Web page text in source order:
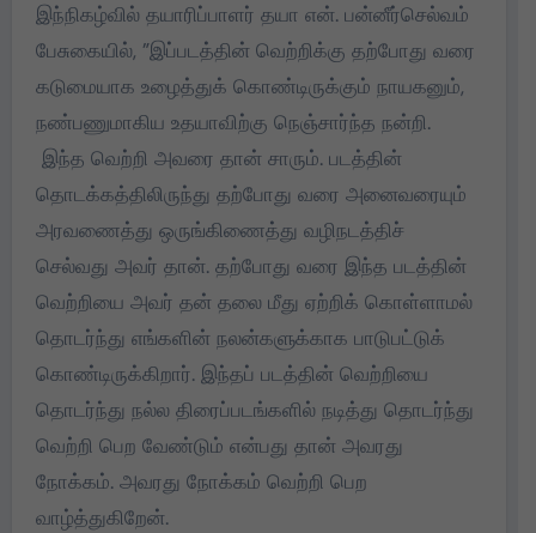
இந்நிகழ்வில் தயாரிப்பாளர் தயா என். பன்னீர்செல்வம்
பேசுகையில், ”இப்படத்தின் வெற்றிக்கு தற்போது வரை
கடுமையாக உழைத்துக் கொண்டிருக்கும் நாயகனும்,
நண்பணுமாகிய உதயாவிற்கு நெஞ்சார்ந்த நன்றி.
இந்த வெற்றி அவரை தான் சாரும். படத்தின்
தொடக்கத்திலிருந்து தற்போது வரை அனைவரையும்
அரவணைத்து ஒருங்கிணைத்து வழிநடத்திச்
செல்வது அவர் தான். தற்போது வரை இந்த படத்தின்
வெற்றியை அவர் தன் தலை மீது ஏற்றிக் கொள்ளாமல்
தொடர்ந்து எங்களின் நலன்களுக்காக பாடுபட்டுக்
கொண்டிருக்கிறார். இந்தப் படத்தின் வெற்றியை
தொடர்ந்து நல்ல திரைப்படங்களில் நடித்து தொடர்ந்து
வெற்றி பெற வேண்டும் என்பது தான் அவரது
நோக்கம். அவரது நோக்கம் வெற்றி பெற
வாழ்த்துகிறேன்.